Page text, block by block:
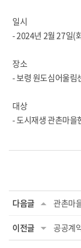
일시
- 2024년 2월 27일(
장소
- 보령 원도심어울림
대상
- 도시재생 관촌마을
다음글 관촌마
이전글 공공계